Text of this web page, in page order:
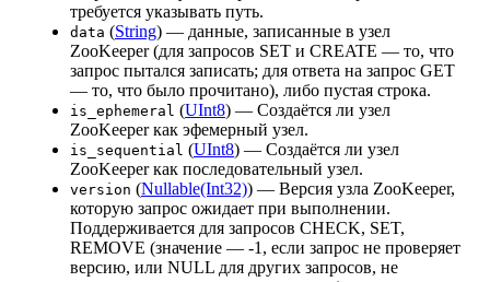
требуется указывать путь.
data (String) — данные, записанные в узел
ZooKeeper (для запросов SET и CREATE — то, что
запрос пытался записать; для ответа на запрос GET
— то, что было прочитано), либо пустая строка.
is_ephemeral (UInt8) — Создаётся ли узел
ZooKeeper как эфемерный узел.
is_sequential (UInt8) — Создаётся ли узел
ZooKeeper как последовательный узел.
version (Nullable(Int32)) — Версия узла ZooKeeper,
которую запрос ожидает при выполнении.
Поддерживается для запросов CHECK, SET,
REMOVE (значение — -1, если запрос не проверяет
версию, или NULL для других запросов, не